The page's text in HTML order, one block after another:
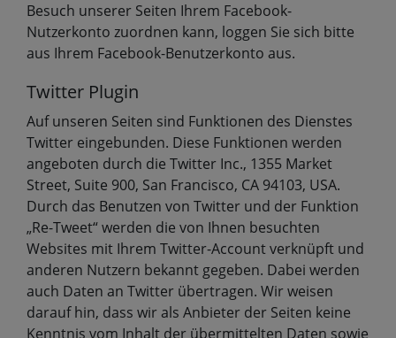
Besuch unserer Seiten Ihrem Facebook-
Nutzerkonto zuordnen kann, loggen Sie sich bitte
aus Ihrem Facebook-Benutzerkonto aus.
Twitter Plugin
Auf unseren Seiten sind Funktionen des Dienstes
Twitter eingebunden. Diese Funktionen werden
angeboten durch die Twitter Inc., 1355 Market
Street, Suite 900, San Francisco, CA 94103, USA.
Durch das Benutzen von Twitter und der Funktion
„Re-Tweet“ werden die von Ihnen besuchten
Websites mit Ihrem Twitter-Account verknüpft und
anderen Nutzern bekannt gegeben. Dabei werden
auch Daten an Twitter übertragen. Wir weisen
darauf hin, dass wir als Anbieter der Seiten keine
Kenntnis vom Inhalt der übermittelten Daten sowie